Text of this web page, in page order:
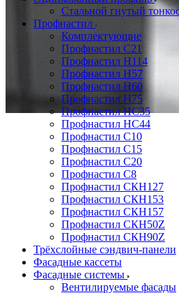
Стальной гнутый
Профнастил
Комплектующие
Профнастил C21
Профнастил Н114
Профнастил Н57
Профнастил Н60
Профнастил Н75
Профнастил НС35
Профнастил НС44
Профнастил С10
Профнастил С15
Профнастил С20
Профнастил С8
Профнастил СКН127
Профнастил СКН153
Профнастил СКН157
Профнастил СКН50Z
Профнастил СКН90Z
Трёхслойные сэндвич-панели
Фасадные кассеты
Фасадные системы
Вентилируемые фасады